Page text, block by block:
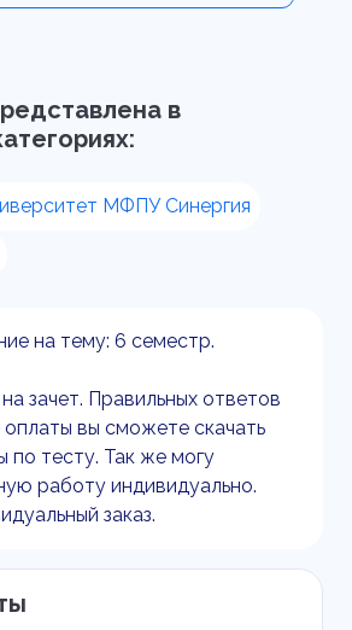
в
МФПУ Синергия
на тему: 6 семестр.
зачет. Правильных ответов
оплаты вы сможете скачать
по тесту. Так же могу
работу индивидуально.
заказ.